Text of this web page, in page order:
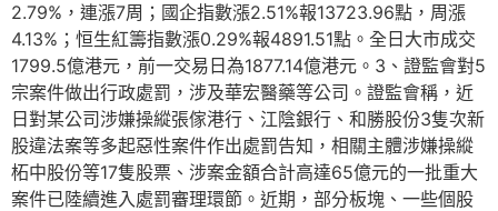
2.79%，連漲7周；國企指數漲2.51%報13723.96點，周漲
4.13%；恒生紅籌指數漲0.29%報4891.51點。全日大市成交
1799.5億港元，前一交易日為1877.14億港元。3、證監會對5
宗案件做出行政處罰，涉及華宏醫藥等公司。證監會稱，近
日對某公司涉嫌操縱張傢港行、江陰銀行、和勝股份3隻次新
股違法案等多起惡性案件作出處罰告知，相關主體涉嫌操縱
柘中股份等17隻股票、涉案金額合計高達65億元的一批重大
案件已陸續進入處罰審理環節。近期，部分板塊、一些個股